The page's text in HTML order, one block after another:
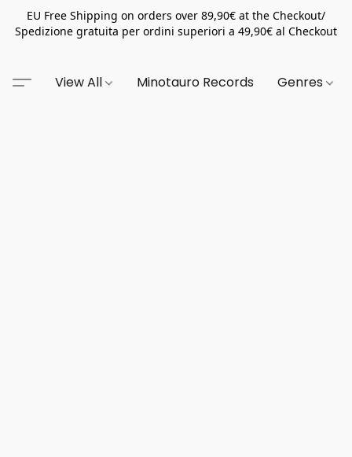
EU Free Shipping on orders over 89,90€ at the Checkout/
Spedizione gratuita per ordini superiori a 49,90€ al Checkout
View All Minotauro Records Genres